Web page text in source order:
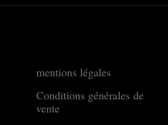
mentions légales
Conditions générales de
vente